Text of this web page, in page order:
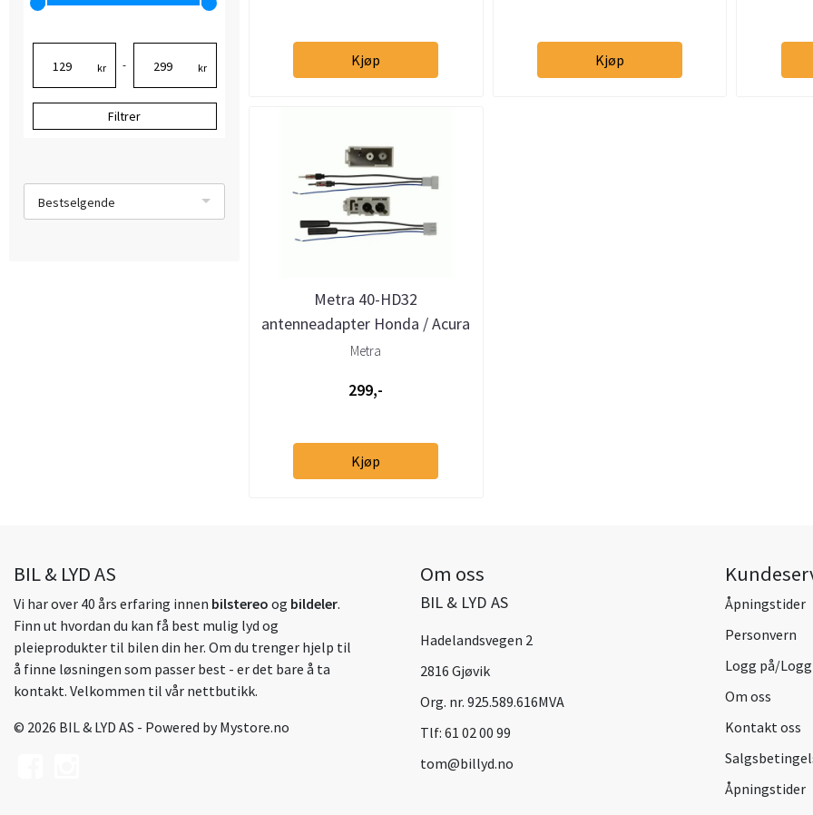
kr - kr
Filtrer
Bestselgende
Kjøp Kjøp
Metra 40-HD32
antenneadapter Honda / Acura
Metra
299,-
Kjøp
BIL & LYD AS
Vi har over 40 års erfaring innen bilstereo og bildeler.
Finn ut hvordan du kan få best mulig lyd og
pleieprodukter til bilen din her. Om du trenger hjelp til
å finne løsningen som passer best - er det bare å ta
kontakt. Velkommen til vår nettbutikk.
© 2026 BIL & LYD AS - Powered byMystore.no
Om oss
BIL & LYD AS
Hadelandsvegen 2
2816 Gjøvik
Org. nr. 925.589.616MVA
Tlf: 61 02 00 99
tom@billyd.no
Åpningstider
Personvern
Logg på/
Om oss
Kontakt oss
Åpningstider